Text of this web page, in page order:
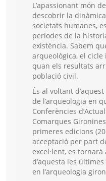
L’apassionant món
descobrir la
societats humanes,
períodes de la
existència. Sabem
arqueològica, el
quan els resultats
població civil.
És al voltant
de l’arqueologia en
Conferències
Comarques
primeres edicions
acceptació per part
excel·lent, es tornarà
d’aquesta les
en l’arqueologia